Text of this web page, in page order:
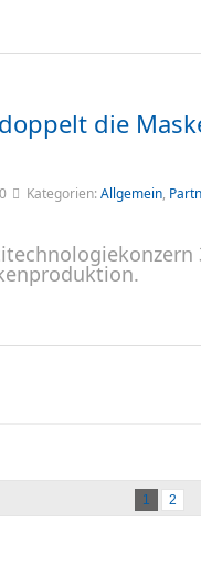
die
Kategorien:Allgemein,
1 2